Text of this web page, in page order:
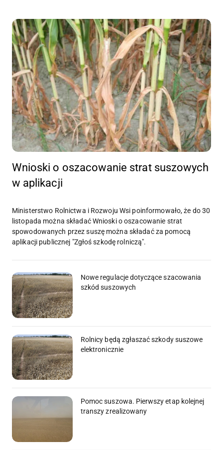
Wnioski o oszacowanie strat suszowych
w aplikacji
Ministerstwo Rolnictwa i Rozwoju Wsi poinformowało, że do 30
listopada można składać Wnioski o oszacowanie strat
spowodowanych przez suszę można składać za pomocą
aplikacji publicznej "Zgłoś szkodę rolniczą".
Nowe regulacje dotyczące szacowania
szkód suszowych
Rolnicy będą zgłaszać szkody suszowe
elektronicznie
Pomoc suszowa. Pierwszy etap kolejnej
transzy zrealizowany